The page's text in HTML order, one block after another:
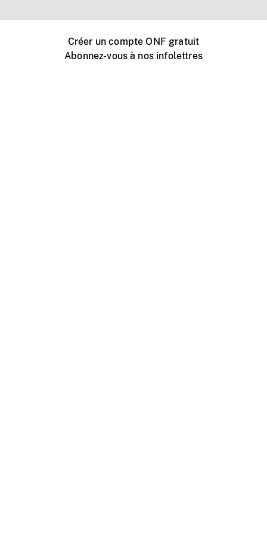
Créer un compte ONF gratuit
Abonnez-vous à nos infolettres